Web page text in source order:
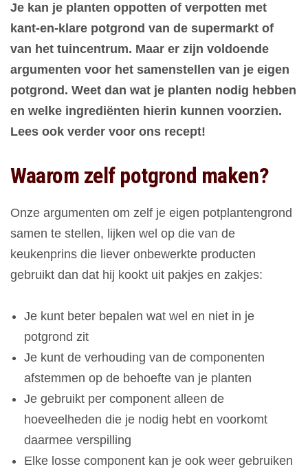
Je kan je planten oppotten of verpotten met
kant-en-klare potgrond van de supermarkt of
van het tuincentrum. Maar er zijn voldoende
argumenten voor het samenstellen van je eigen
potgrond. Weet dan wat je planten nodig hebben
en welke ingrediënten hierin kunnen voorzien.
Lees ook verder voor ons recept!
Waarom zelf potgrond maken?
Onze argumenten om zelf je eigen potplantengrond
samen te stellen, lijken wel op die van de
keukenprins die liever onbewerkte producten
gebruikt dan dat hij kookt uit pakjes en zakjes:
Je kunt beter bepalen wat wel en niet in je
potgrond zit
Je kunt de verhouding van de componenten
afstemmen op de behoefte van je planten
Je gebruikt per component alleen de
hoeveelheden die je nodig hebt en voorkomt
daarmee verspilling
Elke losse component kan je ook weer gebruiken